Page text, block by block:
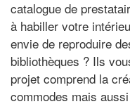
catalogue de
à habiller votre
envie de reproduire
bibliothèques ? Ils
projet comprend la
commodes mais